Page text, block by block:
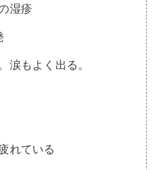
湿疹
涙もよく出る。
れている